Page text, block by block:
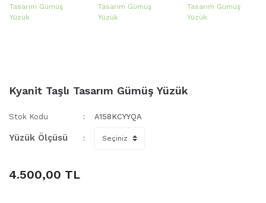
Kyanit Taşlı Tasarım Gümüş Yüzük
Stok Kodu A158KCYYQA
Yüzük Ölçüsü
4.500,00 TL